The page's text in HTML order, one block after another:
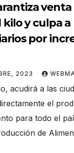
kilo y culpa a
por
2023
acudirá a las
el
para todo el
de